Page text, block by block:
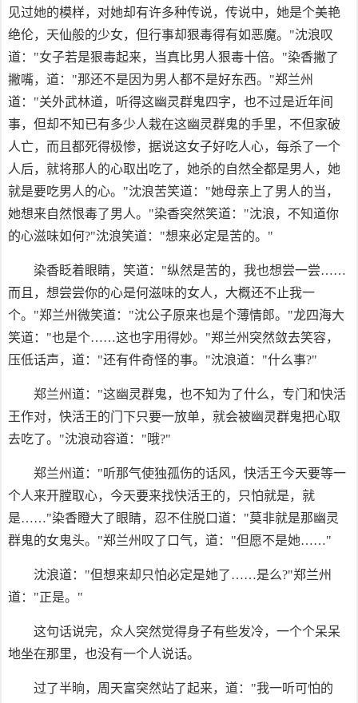
见过她的模样，对她却有许多种传说，传说中，她是个美艳
绝伦，天仙般的少女，但行事却狠毒得有如恶魔。"沈浪叹
道："女子若是狠毒起来，当真比男人狠毒十倍。"染香撇了
撇嘴，道："那还不是因为男人都不是好东西。"郑兰州
道："关外武林道，听得这幽灵群鬼四字，也不过是近年间
事，但却不知已有多少人栽在这幽灵群鬼的手里，不但家破
人亡，而且都死得极惨，据说这女子好吃人心，每杀了一个
人后，就将那人的心取出吃了，她杀的自然全都是男人，她
就是要吃男人的心。"沈浪苦笑道："她母亲上了男人的当，
她想来自然恨毒了男人。"染香突然笑道："沈浪，不知道你
的心滋味如何?"沈浪笑道："想来必定是苦的。"
染香眨着眼睛，笑道："纵然是苦的，我也想尝一尝……
而且，想尝尝你的心是何滋味的女人，大概还不止我一
个。"郑兰州微笑道："沈公子原来也是个薄情郎。"龙四海大
笑道："也是个……这也字用得妙。"郑兰州突然敛去笑容，
压低话声，道："还有件奇怪的事。"沈浪道："什么事?"
郑兰州道："这幽灵群鬼，也不知为了什么，专门和快活
王作对，快活王的门下只要一放单，就会被幽灵群鬼把心取
去吃了。"沈浪动容道："哦?"
郑兰州道："听那气使独孤伤的话风，快活王今天要等一
个人来开膛取心，今天要来找快活王的，只怕就是，就
是……"染香瞪大了眼睛，忍不住脱口道："莫非就是那幽灵
群鬼的女鬼头。"郑兰州叹了口气，道："但愿不是她……"
沈浪道："但想来却只怕必定是她了……是么?"郑兰州
道："正是。"
这句话说完，众人突然觉得身子有些发冷，一个个呆呆
地坐在那里，也没有一个人说话。
过了半晌，周天富突然站了起来，道："我一听可怕的